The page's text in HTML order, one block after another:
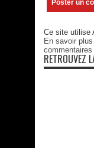
Ce site utilise
En savoir
RETROUVEZ